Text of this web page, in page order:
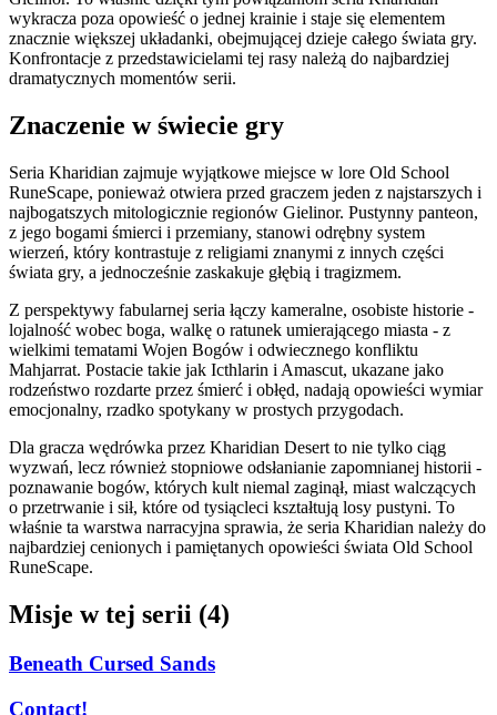
wykracza poza opowieść o jednej krainie i staje się elementem
znacznie większej układanki, obejmującej dzieje całego świata gry.
Konfrontacje z przedstawicielami tej rasy należą do najbardziej
dramatycznych momentów serii.
Znaczenie w świecie gry
Seria Kharidian zajmuje wyjątkowe miejsce w lore Old School
RuneScape, ponieważ otwiera przed graczem jeden z najstarszych i
najbogatszych mitologicznie regionów Gielinor. Pustynny panteon,
z jego bogami śmierci i przemiany, stanowi odrębny system
wierzeń, który kontrastuje z religiami znanymi z innych części
świata gry, a jednocześnie zaskakuje głębią i tragizmem.
Z perspektywy fabularnej seria łączy kameralne, osobiste historie -
lojalność wobec boga, walkę o ratunek umierającego miasta - z
wielkimi tematami Wojen Bogów i odwiecznego konfliktu
Mahjarrat. Postacie takie jak Icthlarin i Amascut, ukazane jako
rodzeństwo rozdarte przez śmierć i obłęd, nadają opowieści wymiar
emocjonalny, rzadko spotykany w prostych przygodach.
Dla gracza wędrówka przez Kharidian Desert to nie tylko ciąg
wyzwań, lecz również stopniowe odsłanianie zapomnianej historii -
poznawanie bogów, których kult niemal zaginął, miast walczących
o przetrwanie i sił, które od tysiącleci kształtują losy pustyni. To
właśnie ta warstwa narracyjna sprawia, że seria Kharidian należy do
najbardziej cenionych i pamiętanych opowieści świata Old School
RuneScape.
Misje w tej serii (4)
Beneath Cursed Sands
Contact!